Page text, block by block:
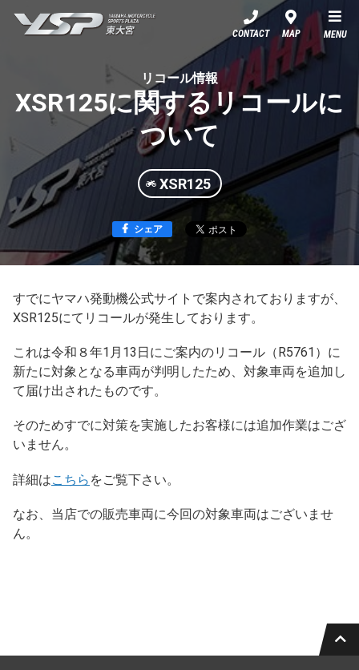
CONTACT MAP MENU
リコール情報
XSR125に関するリコールに
ついて
XSR125
シェア
すでにヤマハ発動機公式サイトで案内されておりますが、
XSR125にてリコールが発生しております。
これは令和８年1月13日にご案内のリコール（R5761）に
新たに対象となる車両が判明したため、対象車両を追加し
て届け出されたものです。
そのためすでに対策を実施したお客様には追加作業はござ
いません。
詳細はこちら をご覧下さい。
なお、当店での販売車両に今回の対象車両はございませ
ん。